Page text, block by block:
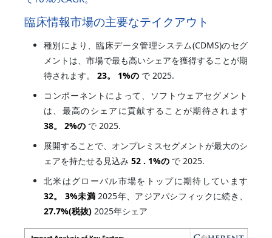
臨床情報市場の主要なテイクアウト
種別により、臨床データ管理システム(CDMS)のセグ
メントは、市場で最も高いシェアを獲得することが期
待されます。 23。 1%の で 2025.
コンポーネントによって、ソフトウェアセグメント
は、最高のシェアに貢献することが期待されます
38。 2%の で 2025.
展開することで、オンプレミスセグメントが最大のシ
ェアを持たせる見込み 52 . 1%の で 2025.
北米はグローバル市場をトップに期待しています
32。 3%未満2025年、アジアパシフィックに続き、
27.7%(税抜) 2025年シェア